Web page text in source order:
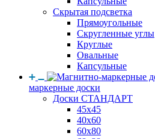
Скрытая подсветка
Прямоугольные
Скругленные углы
Круглые
Овальные
Капсульные
маркерные доски
Доски СТАНДАРТ
45x45
40x60
60x80